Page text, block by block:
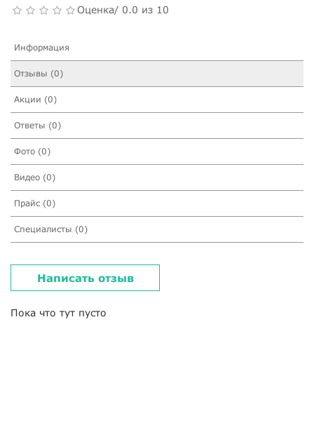
Оценка/ 0.0 из 10
Информация
Отзывы (0)
Акции (0)
Ответы (0)
Фото (0)
Видео (0)
Прайс (0)
Специалисты (0)
Написать отзыв
Пока что тут пусто